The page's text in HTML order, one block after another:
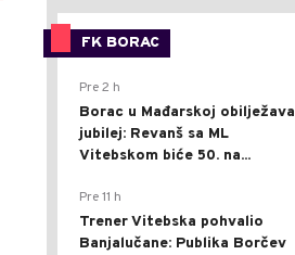
FK BORAC
Pre 2 h
Borac u Mađarskoj obilježava
jubilej: Revanš sa ML
Vitebskom biće 50. na...
Pre 11 h
Trener Vitebska pohvalio
Banjalučane: Publika Borčev